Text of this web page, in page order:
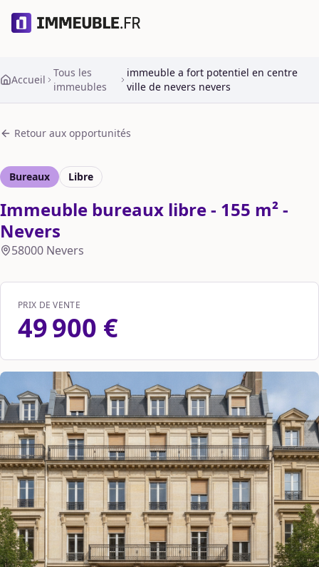
Accueil
Tous les
immeubles
immeuble a fort potentiel en centre
ville de nevers nevers
Retour aux opportunités
Bureaux Libre
Immeuble bureaux libre - 155 m² -
Nevers
58000 Nevers
PRIX DE VENTE
49 900 €